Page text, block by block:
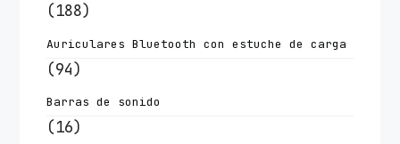
(188)
Auriculares Bluetooth con estuche de carga
(94)
Barras de sonido
(16)